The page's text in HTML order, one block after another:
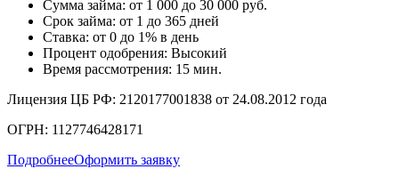
Сумма займа: от 1 000 до 30 000 руб.
Срок займа: от 1 до 365 дней
Ставка: от 0 до 1% в день
Процент одобрения: Высокий
Время рассмотрения: 15 мин.
Лицензия ЦБ РФ: 2120177001838 от 24.08.2012 года
ОГРН: 1127746428171
ПодробнееОформить заявку